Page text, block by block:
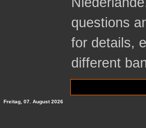
questions
for details,
different
Freitag, 07. August 2026